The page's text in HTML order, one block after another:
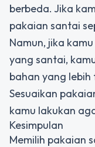
berbeda. Jika
pakaian santai
Namun, jika
yang santai,
bahan yang
Sesuaikan
kamu lakukan
Kesimpulan
Memilih pakaian